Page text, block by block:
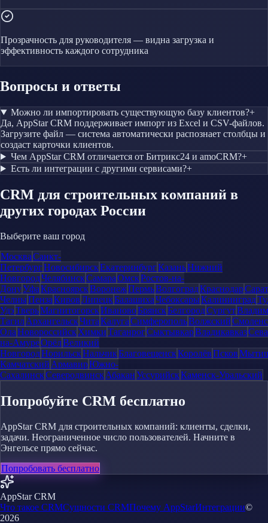
Прозрачность для руководителя — видна загрузка и
эффективность каждого сотрудника
Вопросы и ответы
Можно ли импортировать существующую базу клиентов?+
Да, AppStar CRM поддерживает импорт из Excel и CSV-файлов.
Загрузите файл — система автоматически распознает столбцы и
создаст карточки клиентов.
Чем AppStar CRM отличается от Битрикс24 и amoCRM?+
Есть ли интеграции с другими сервисами?+
CRM для строительных компаний в
других городах России
Выберите ваш город
МоскваСанкт-
ПетербургНовосибирскЕкатеринбургКазаньНижний
НовгородЧелябинскСамараОмскРостов-на-
ДонуУфаКрасноярскВоронежПермьВолгоградКраснодар
ЧелныПензаКировЛипецкБалашихаЧебоксарыКалининград
УдэТверьМагнитогорскИвановоБрянскБелгородСургут
ТагилАрхангельскЧитаКалугаСимферопольВолжский
ОлаНовороссийскХимкиТаганрогСыктывкарВладикавказ
на-АмуреОрёлВеликий
НовгородНорильскНальчикБлаговещенскКоролёвПсков
Камчатский АрмавирЮжно-
СахалинскСеверодвинскАбаканУссурийскКаменск-Уральский
Попробуйте CRM бесплатно
AppStar CRM для строительных компаний: клиенты, сделки,
задачи. Неограниченное число пользователей. Начните в
Энгельсе прямо сейчас.
Попробовать бесплатно
AppStar CRM
Что такое CRMСущности CRMПочему AppStarИнтеграции©
2026